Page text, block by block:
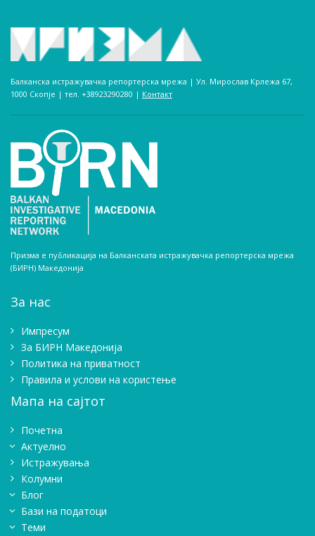
Балканска истражувачка репортерска мрежа | Ул. Мирослав Крлежа 67,
1000 Скопје | тел. +38923290280­ | Контакт
Призма е публикација на Балканската истражувачка репортерска мрежа
(БИРН) Македонија
За нас
Импресум
Зa БИРН Македонија
Политика на приватност
Правила и услови на користење
Мапа на сајтот
Почетна
Актуелно
Истражувањa
Колумни
Блог
Бази на податоци
Теми